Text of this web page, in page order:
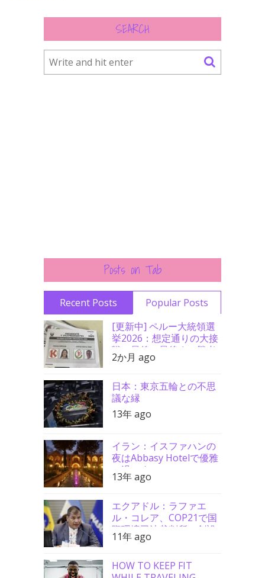
SEARCH
Posts on Tab
Recent Posts
Popular Posts
[更新中] ペルー大統領選
挙2026：想定通りの大接
戦、最後の最後まで勝者
分からず
2か月 ago
日本：東京五輪との不思
議な縁
13年 ago
イラン：イスファハンの
夜はAbbasy Hotelで優雅
に過ごす
13年 ago
エクアドル：ラファエ
ル・コレア、COP21で国
際環境司法裁判所の創設
を要請
11年 ago
HOW TO KEEP FIT